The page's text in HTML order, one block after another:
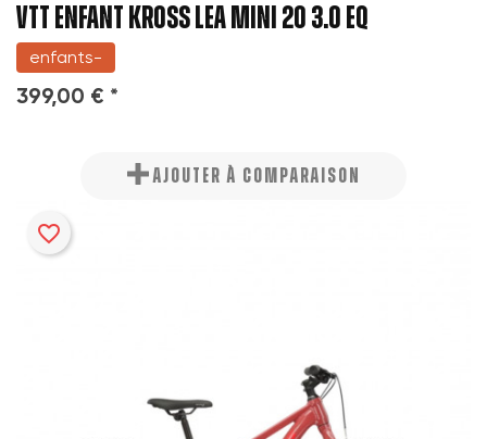
VTT ENFANT KROSS LEA MINI 20 3.0 EQ
enfants-
399,00 € *
AJOUTER À COMPARAISON
favorite_border